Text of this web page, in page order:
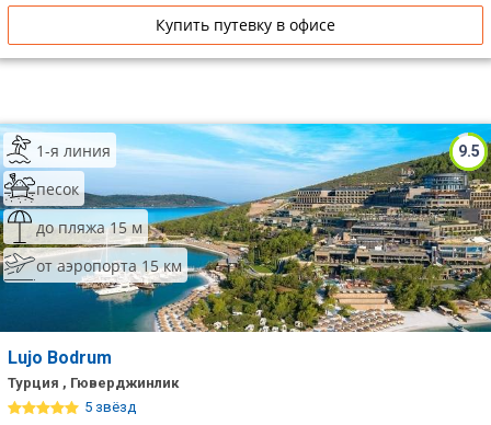
Купить путевку в офисе
9.5
1-я линия
песок
до пляжа 15 м
от аэропорта 15 км
Lujo Bodrum
Турция , Гюверджинлик
5 звёзд